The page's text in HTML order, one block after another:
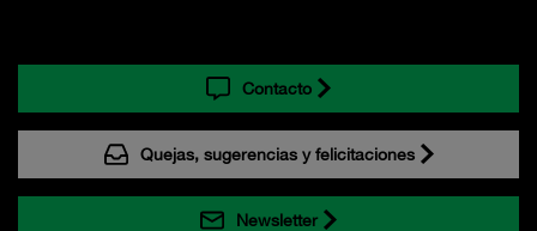
Contacto
Quejas, sugerencias y felicitaciones
Newsletter